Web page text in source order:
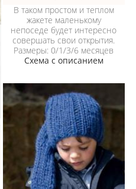
В таком простом и теплом
жакете маленькому
непоседе будет интересно
совершать свои открытия.
Размеры: 0/1/3/6 месяцев
Схема с описанием